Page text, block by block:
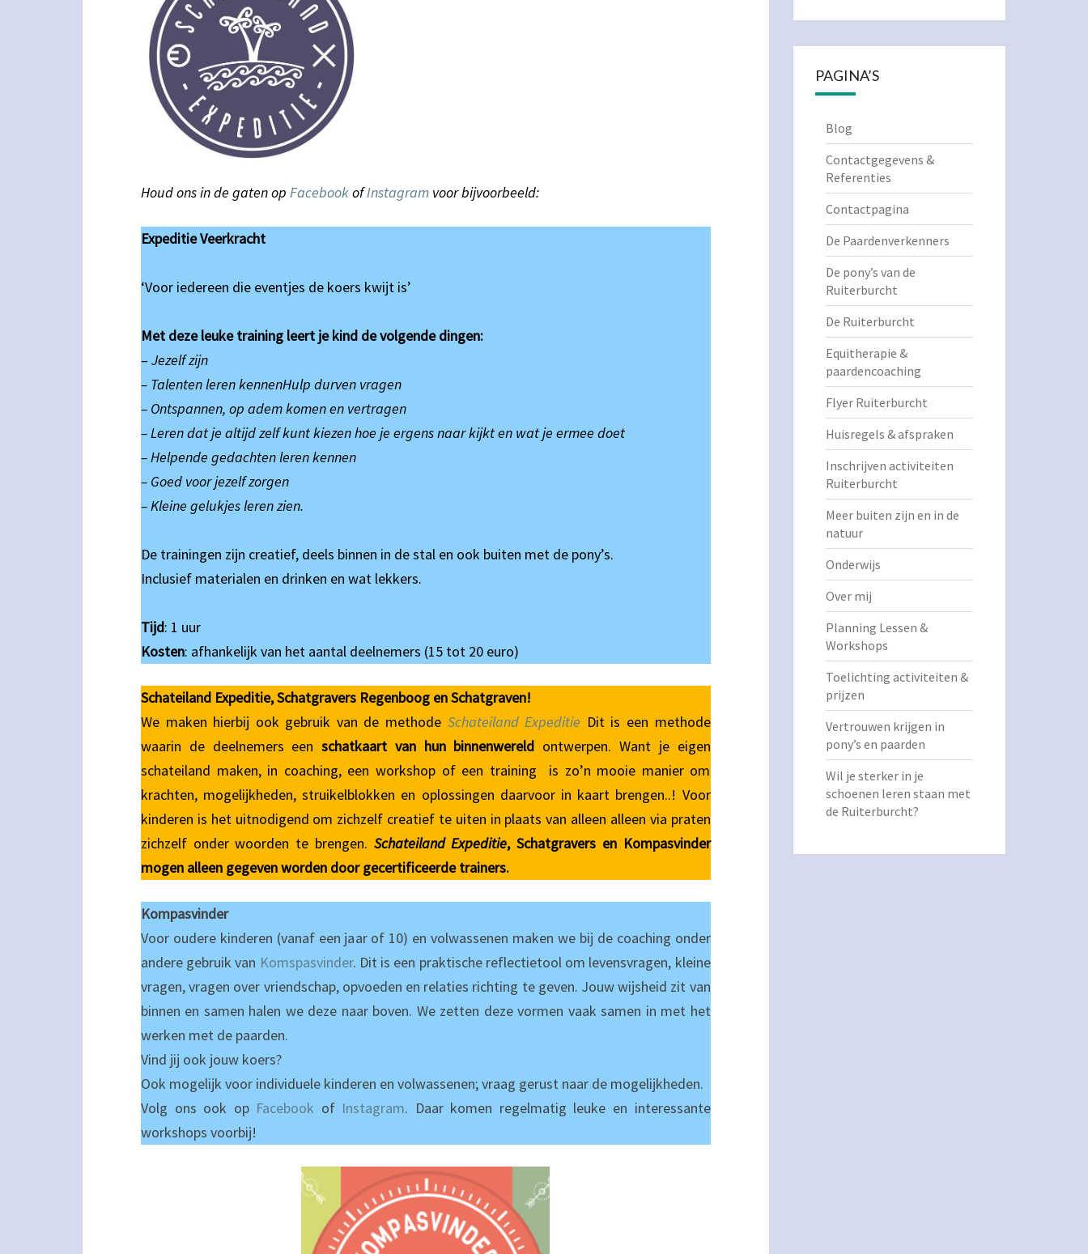
Houd ons in de gaten op FacebookofInstagram voor bijvoorbeeld:
Expeditie Veerkracht
‘Voor iedereen die eventjes de koers kwijt is’
Met deze leuke training leert je kind de volgende dingen:
– Jezelf zijn
– Talenten leren kennenHulp durven vragen
– Ontspannen, op adem komen en vertragen
– Leren dat je altijd zelf kunt kiezen hoe je ergens naar kijkt en wat je ermee doet
– Helpende gedachten leren kennen
– Goed voor jezelf zorgen
– Kleine gelukjes leren zien.
De trainingen zijn creatief, deels binnen in de stal en ook buiten met de pony’s.
Inclusief materialen en drinken en wat lekkers.
Tijd: 1 uur
Kosten: afhankelijk van het aantal deelnemers (15 tot 20 euro)
Schateiland Expeditie, Schatgravers Regenboog en Schatgraven!
We maken hierbij ook gebruik van de methode Schateiland Expeditie Dit is een methode
waarin de deelnemers eenschatkaart van hun binnenwereld ontwerpen. Want je eigen
schateiland maken, in coaching, een workshop of een training is zo’n mooie manier om
krachten, mogelijkheden, struikelblokken en oplossingen daarvoor in kaart brengen..! Voor
kinderen is het uitnodigend om zichzelf creatief te uiten in plaats van alleen alleen via praten
zichzelf onder woorden te brengen. Schateiland Expeditie, Schatgravers en Kompasvinder
mogen alleen gegeven worden door gecertificeerde trainers.
Kompasvinder
Voor oudere kinderen (vanaf een jaar of 10) en volwassenen maken we bij de coaching onder
andere gebruik van Komspasvinder. Dit is een praktische reflectietool om levensvragen, kleine
vragen, vragen over vriendschap, opvoeden en relaties richting te geven. Jouw wijsheid zit van
binnen en samen halen we deze naar boven. We zetten deze vormen vaak samen in met het
werken met de paarden.
Vind jij ook jouw koers?
Ook mogelijk voor individuele kinderen en volwassenen; vraag gerust naar de mogelijkheden.
Volg ons ook op Facebook of Instagram. Daar komen regelmatig leuke en interessante
workshops voorbij!
PAGINA’S
Blog
Contactgegevens &
Referenties
Contactpagina
De Paardenverkenners
De pony’s van de
Ruiterburcht
De Ruiterburcht
Equitherapie &
paardencoaching
Flyer Ruiterburcht
Huisregels & afspraken
Inschrijven activiteiten
Ruiterburcht
Meer buiten zijn en in de
natuur
Onderwijs
Over mij
Planning Lessen &
Workshops
Toelichting activiteiten &
prijzen
Vertrouwen krijgen in
pony’s en paarden
Wil je sterker in je
schoenen leren staan met
de Ruiterburcht?